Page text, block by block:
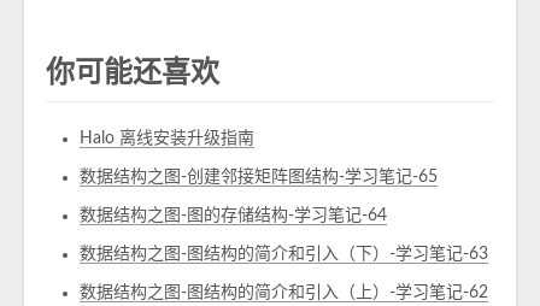
你可能还喜欢
Halo 离线安装升级指南
数据结构之图-创建邻接矩阵图结构-学习笔记-65
数据结构之图-图的存储结构-学习笔记-64
数据结构之图-图结构的简介和引入（下）-学习笔记-63
数据结构之图-图结构的简介和引入（上）-学习笔记-62